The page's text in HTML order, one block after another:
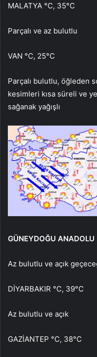
MALATYA °C, 35°C
Parçalı ve az bulutlu
VAN °C, 25°C
Parçalı bulutlu, öğleden
kesimleri kısa süreli ve
sağanak yağışlı
GÜNEYDOĞU ANADOLU
Az bulutlu ve açık
DİYARBAKIR °C, 39°C
Az bulutlu ve açık
GAZİANTEP °C, 38°C